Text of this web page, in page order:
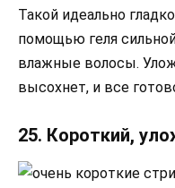
Такой идеально
помощью геля
влажные волосы.
высохнет, и все
25. Короткий,